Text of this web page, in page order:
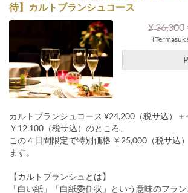
待】カルトブランシュコース
¥ 36,300
(Termasuk
カルトブランシュコース ¥24,200（税サ込）
￥12,100（税サ込）のところ、
この４日間限定で特別価格 ￥25,000（税サ込
ます。
【カルトブランシュとは】
「白い紙」「白紙委任状」という意味のフラ